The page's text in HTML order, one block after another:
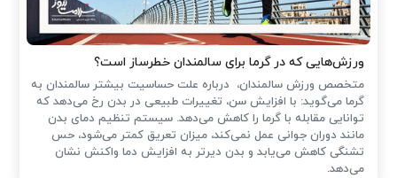
ورزش‌هایی که در گرما برای سالمندان خطرساز است؟
متخصص ورزش سالمندان، درباره علت حساسیت بیشتر سالمندان به
گرما می‌گوید: با افزایش سن، تغییرات طبیعی در بدن رخ می‌دهد که
توانایی مقابله با گرما را کاهش می‌دهد. سیستم تنظیم دمای بدن
مانند دوران جوانی عمل نمی‌کند، میزان تعریق کمتر می‌شود، حس
تشنگی کاهش می‌یابد و بدن دیرتر به افزایش دما واکنش نشان
می‌دهد.